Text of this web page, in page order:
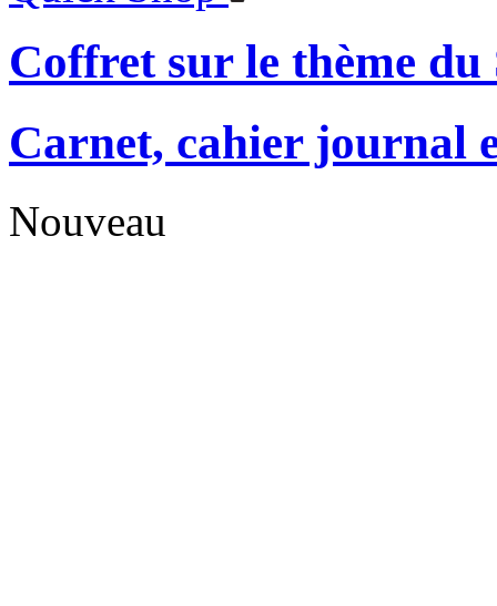
Coffret sur le thème du
Carnet, cahier journal
Nouveau